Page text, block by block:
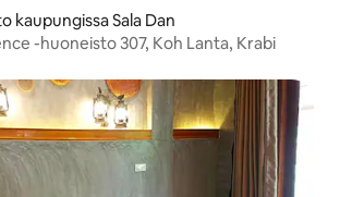
kaupungissa Sala Dan
-huoneisto 307, Koh Lanta, Krabi